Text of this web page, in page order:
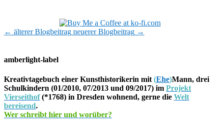
← älterer Blogbeitrag neuerer Blogbeitrag →
amberlight-label
Kreativtagebuch einer Kunsthistorikerin mit (Ehe)Mann, drei
Schulkindern (01/2010, 07/2013 und 09/2017) im Projekt
Vierseithof(*1768) in Dresden wohnend, gerne die Welt
bereisend.
Wer schreibt hier und worüber?